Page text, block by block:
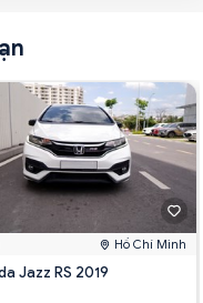
Hồ Chí Minh
Jazz RS 2019